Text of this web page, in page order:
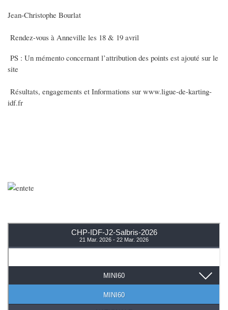
Jean-Christophe Bourlat
Rendez-vous à Anneville les 18 & 19 avril
PS : Un mémento concernant l’attribution des points est ajouté sur le
site
Résultats, engagements et Informations sur www.ligue-de-karting-
idf.fr